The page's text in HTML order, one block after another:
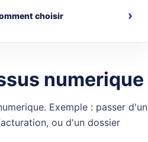
choisir
numerique
Exemple : passer d'un
ou d'un dossier